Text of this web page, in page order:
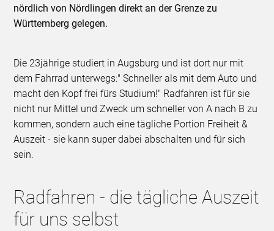
nördlich von Nördlingen direkt an der Grenze zu
Württemberg gelegen.
Die 23jährige studiert in Augsburg und ist dort nur mit
dem Fahrrad unterwegs:" Schneller als mit dem Auto und
macht den Kopf frei fürs Studium!" Radfahren ist für sie
nicht nur Mittel und Zweck um schneller von A nach B zu
kommen, sondern auch eine tägliche Portion Freiheit &
Auszeit - sie kann super dabei abschalten und für sich
sein.
Radfahren - die tägliche Auszeit
für uns selbst